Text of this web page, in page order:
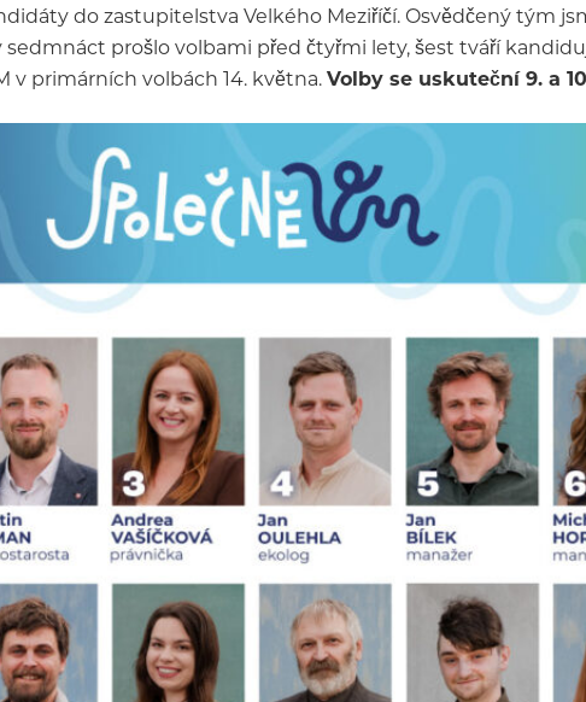
do zastupitelstva Velkého Meziříčí. Osvědčený tým
sedmnáct prošlo volbami před čtyřmi lety, šest tváří
v primárních volbách 14. května.Volby se uskuteční 9. a